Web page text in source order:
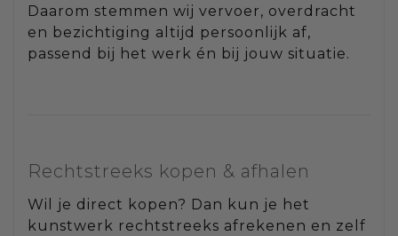
Daarom stemmen wij vervoer, overdracht
en bezichtiging altijd persoonlijk af,
passend bij het werk én bij jouw situatie.
Rechtstreeks kopen & afhalen
Wil je direct kopen? Dan kun je het
kunstwerk rechtstreeks afrekenen en zelf